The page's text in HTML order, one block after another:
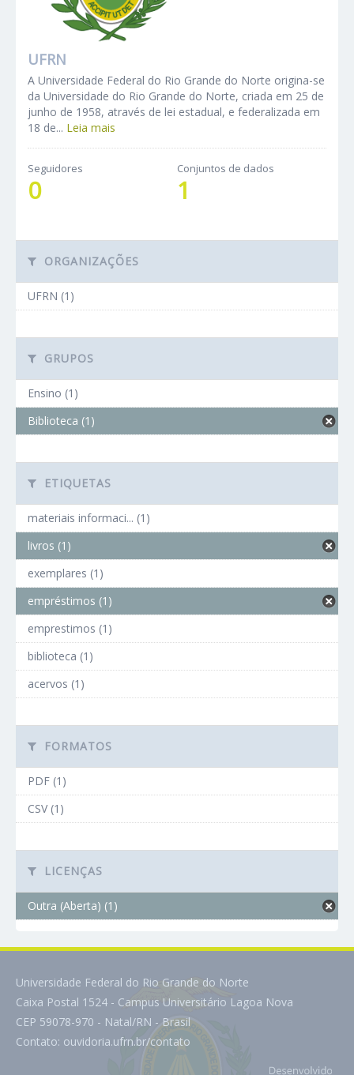
UFRN
A Universidade Federal do Rio Grande do Norte origina-se
da Universidade do Rio Grande do Norte, criada em 25 de
junho de 1958, através de lei estadual, e federalizada em
18 de... Leia mais
Seguidores
0
Conjuntos de dados
1
ORGANIZAÇÕES
UFRN (1)
GRUPOS
Ensino (1)
Biblioteca (1)
ETIQUETAS
materiais informaci... (1)
livros (1)
exemplares (1)
empréstimos (1)
emprestimos (1)
biblioteca (1)
acervos (1)
FORMATOS
PDF (1)
CSV (1)
LICENÇAS
Outra (Aberta) (1)
Universidade Federal do Rio Grande do Norte
Caixa Postal 1524 - Campus Universitário Lagoa Nova
CEP 59078-970 - Natal/RN - Brasil
Contato: ouvidoria.ufrn.br/contato